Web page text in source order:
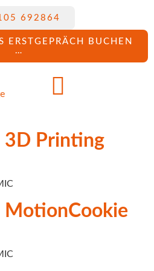
ERSTGEPRÄCH BUCHEN
…
692864
3D Printing
MotionCookie